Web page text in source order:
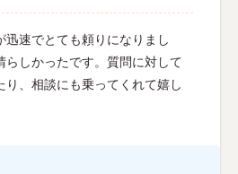
迅速でとても頼りになりまし
らしかったです。質問に対して
り、相談にも乗ってくれて嬉し